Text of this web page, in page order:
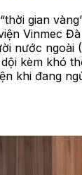
gian
Vinmec
nước ngoài
kèm khó
khi đang